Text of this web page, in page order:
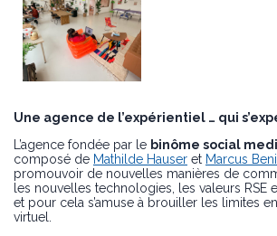
Une agence de l’expérientiel … qui
L’agence fondée par le binôme social
composé de Mathilde Hauser et Marcus
promouvoir de nouvelles manières de
les nouvelles technologies, les valeurs RSE
et pour cela s’amuse à brouiller les limites
virtuel.